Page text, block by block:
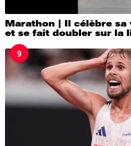
Marathon | Il célèbre
et se fait doubler sur la
9